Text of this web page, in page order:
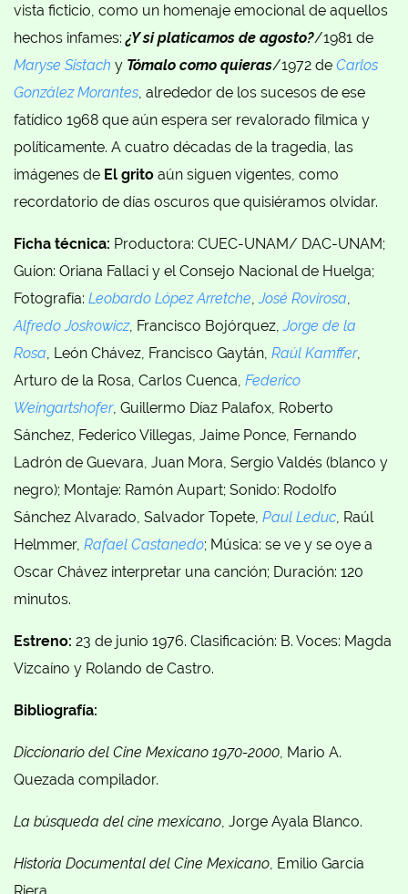
vista ficticio, como un homenaje emocional de aquellos
hechos infames:¿Y si platicamos de agosto?/1981 de
Maryse Sistach y Tómalo como quieras/1972 de Carlos
González Morantes, alrededor de los sucesos de ese
fatídico 1968 que aún espera ser revalorado fílmica y
políticamente. A cuatro décadas de la tragedia, las
imágenes de El grito aún siguen vigentes, como
recordatorio de días oscuros que quisiéramos olvidar.
Ficha técnica: Productora: CUEC-UNAM/ DAC-UNAM;
Guion: Oriana Fallaci y el Consejo Nacional de Huelga;
Fotografía: Leobardo López Arretche,José Rovirosa,
Alfredo Joskowicz, Francisco Bojórquez,Jorge de la
Rosa, León Chávez, Francisco Gaytán, Raúl Kamffer,
Arturo de la Rosa, Carlos Cuenca, Federico
Weingartshofer, Guillermo Díaz Palafox, Roberto
Sánchez, Federico Villegas, Jaime Ponce, Fernando
Ladrón de Guevara, Juan Mora, Sergio Valdés (blanco y
negro); Montaje: Ramón Aupart; Sonido: Rodolfo
Sánchez Alvarado, Salvador Topete, Paul Leduc, Raúl
Helmmer, Rafael Castanedo; Música: se ve y se oye a
Oscar Chávez interpretar una canción; Duración: 120
minutos.
Estreno: 23 de junio 1976. Clasificación: B. Voces: Magda
Vizcaíno y Rolando de Castro.
Bibliografía:
Diccionario del Cine Mexicano 1970-2000, Mario A.
Quezada compilador.
La búsqueda del cine mexicano, Jorge Ayala Blanco.
Historia Documental del Cine Mexicano, Emilio García